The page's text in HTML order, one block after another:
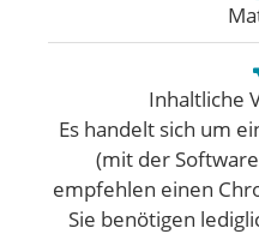
Inhaltliche
Es handelt sich um
(mit der
empfehlen einen
Sie benötigen